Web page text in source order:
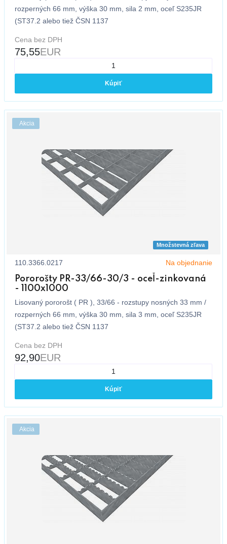
rozperných 66 mm, výška 30 mm, sila 2 mm, oceľ S235JR
(ST37.2 alebo tiež ČSN 1137
Cena bez DPH
75,55EUR
Kúpiť
Akcia
Množstevná zľava
110.3366.0217 Na objednanie
Pororošty PR-33/66-30/3 - oceľ-zinkovaná
- 1100x1000
Lisovaný pororošt ( PR ), 33/66 - rozstupy nosných 33 mm /
rozperných 66 mm, výška 30 mm, sila 3 mm, oceľ S235JR
(ST37.2 alebo tiež ČSN 1137
Cena bez DPH
92,90EUR
Kúpiť
Akcia